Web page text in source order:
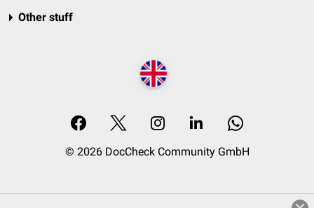
Other stuff
© 2026 DocCheck Community GmbH